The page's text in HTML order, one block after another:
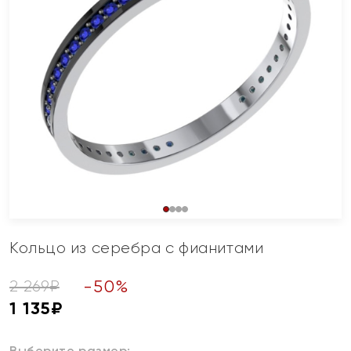
Кольцо из серебра с фианитами
2 269₽ -50%
1 135₽